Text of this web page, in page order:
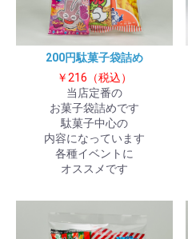
200円駄菓子袋詰め
￥216（税込）
当店定番の
お菓子袋詰めです
駄菓子中心の
内容になっています
各種イベントに
オススメです